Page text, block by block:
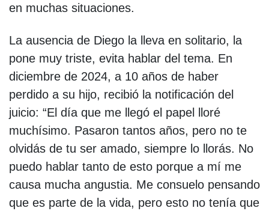
en muchas situaciones.
La ausencia de Diego la lleva en solitario, la
pone muy triste, evita hablar del tema. En
diciembre de 2024, a 10 años de haber
perdido a su hijo, recibió la notificación del
juicio: “El día que me llegó el papel lloré
muchísimo. Pasaron tantos años, pero no te
olvidás de tu ser amado, siempre lo llorás. No
puedo hablar tanto de esto porque a mí me
causa mucha angustia. Me consuelo pensando
que es parte de la vida, pero esto no tenía que